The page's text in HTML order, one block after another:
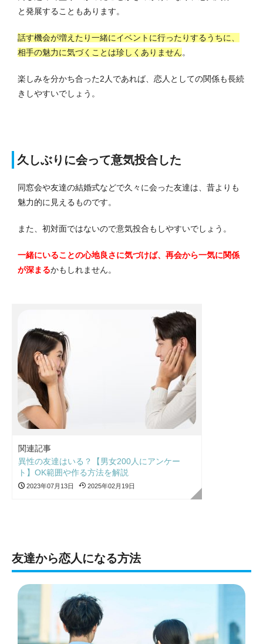
と発展することもあります。
話す機会が増えたり一緒にイベントに行ったりするうちに、
相手の魅力に気づくことは珍しくありません。
楽しみを分かち合った2人であれば、恋人としての関係も長続
きしやすいでしょう。
久しぶりに会って意気投合した
同窓会や友達の結婚式などで久々に会った友達は、昔よりも
魅力的に見えるものです。
また、初対面ではないので意気投合もしやすいでしょう。
一緒にいることの心地良さに気づけば、再会から一気に関係
が深まるかもしれません。
関連記事
異性の友達はいる？【男女200人にアンケー
ト】OK範囲や作る方法を解説
2023年07月13日 2025年02月19日
友達から恋人になる方法